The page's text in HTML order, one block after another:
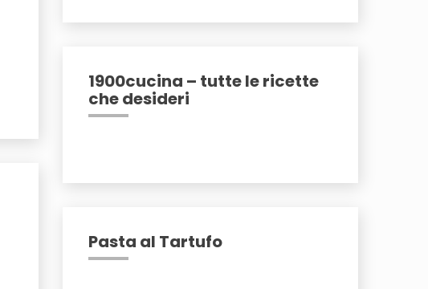
1900cucina – tutte le ricette
che desideri
Pasta al Tartufo